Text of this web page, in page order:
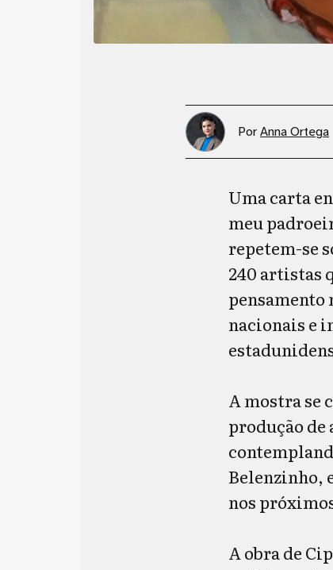
PorAnna Ortega
Uma carta
meu
repetem-se
240 artistas
pensamento
nacionais e
A mostra se
produção
Belenzinho,
nos
A obra de